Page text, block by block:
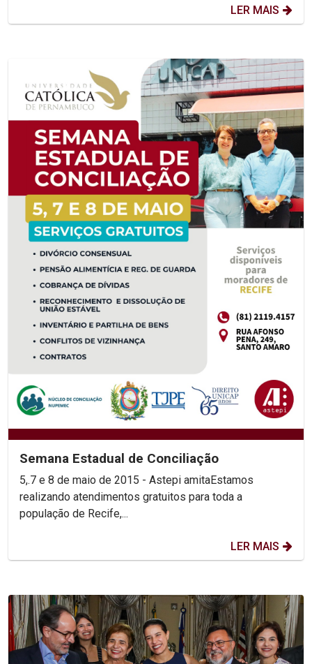
LER MAIS
Semana Estadual de Conciliação
5,.7 e 8 de maio de 2015 - Astepi amitaEstamos
realizando atendimentos gratuitos para toda a
população de Recife,...
LER MAIS